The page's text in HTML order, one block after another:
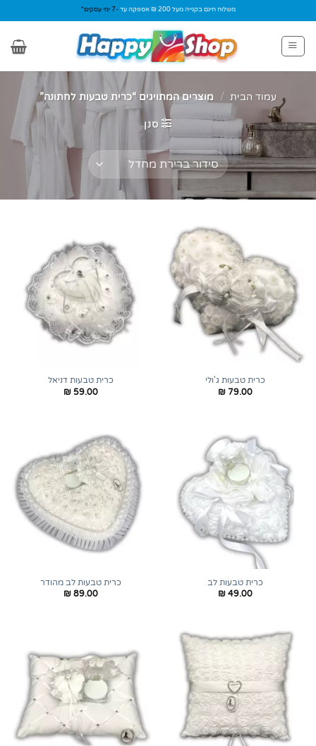
to
content
משלוח חינם בקנייה מעל 200 ₪ אספקה עד -7 ימי עסקים*
עמוד הבית / מוצרים המתויגים “כרית טבעות לחתונה”
סנן
כרית טבעות ג'ולי
₪ 79.00
כרית טבעות דניאל
₪ 59.00
כרית טבעות לב
₪ 49.00
כרית טבעות לב מהודר
₪ 89.00